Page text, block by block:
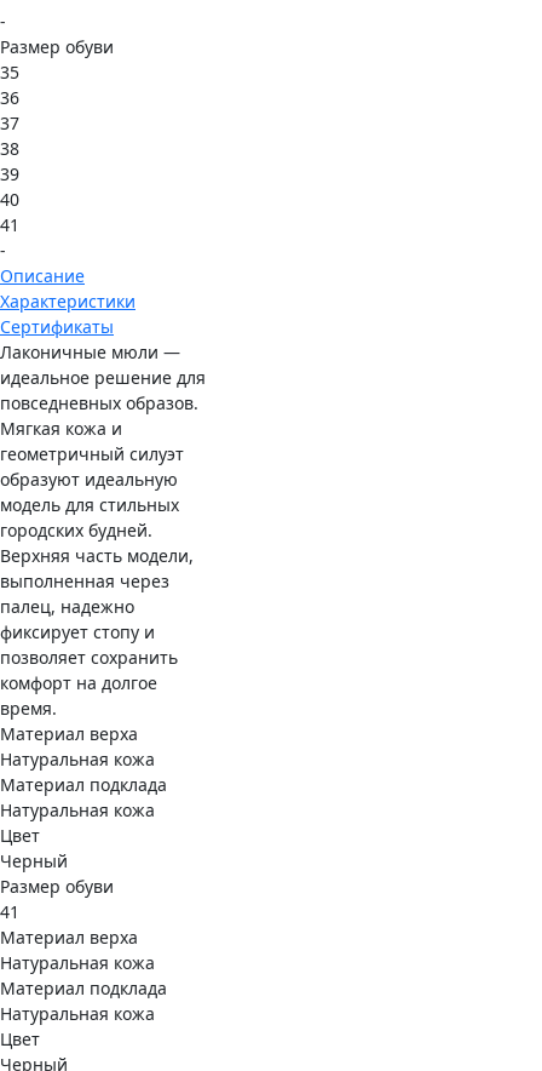
-
Размер обуви
35
36
37
38
39
40
41
-
Описание
Характеристики
Сертификаты
Лаконичные мюли —
идеальное решение для
повседневных образов.
Мягкая кожа и
геометричный силуэт
образуют идеальную
модель для стильных
городских будней.
Верхняя часть модели,
выполненная через
палец, надежно
фиксирует стопу и
позволяет сохранить
комфорт на долгое
время.
Материал верха
Натуральная кожа
Материал подклада
Натуральная кожа
Цвет
Черный
Размер обуви
41
Материал верха
Натуральная кожа
Материал подклада
Натуральная кожа
Цвет
Черный